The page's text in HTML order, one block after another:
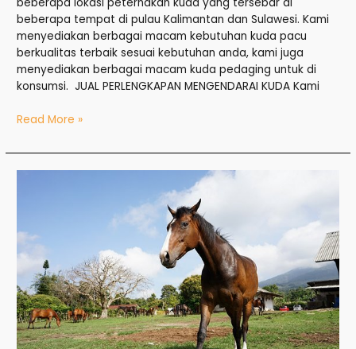
beberapa tempat di pulau Kalimantan dan Sulawesi. Kami
menyediakan berbagai macam kebutuhan kuda pacu
berkualitas terbaik sesuai kebutuhan anda, kami juga
menyediakan berbagai macam kuda pedaging untuk di
konsumsi. JUAL PERLENGKAPAN MENGENDARAI KUDA Kami
Read More »